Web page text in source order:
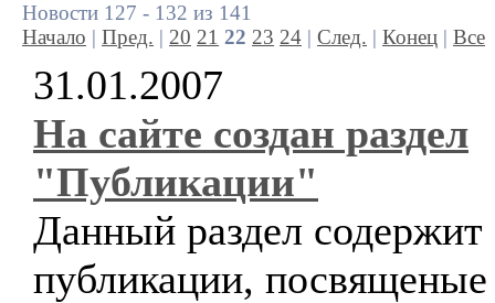
Новости 127 - 132 из 141
Начало | Пред. | 20 21 22 23 24 | След. | Конец | Все
31.01.2007
На сайте создан раздел
"Публикации"
Данный раздел содержит
публикации, посвященые